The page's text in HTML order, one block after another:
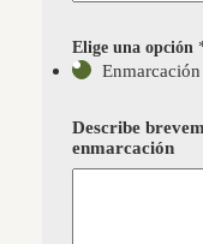
Elige una opción
Enmarcación
Describe
enmarcación